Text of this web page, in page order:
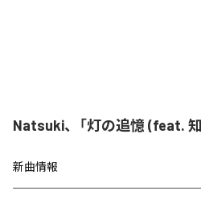
Natsuki、「灯の追憶 (feat.
新曲情報